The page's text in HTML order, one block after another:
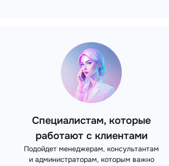
Специалистам, которые
работают с клиентами
Подойдет менеджерам, консультантам
и администраторам, которым важно